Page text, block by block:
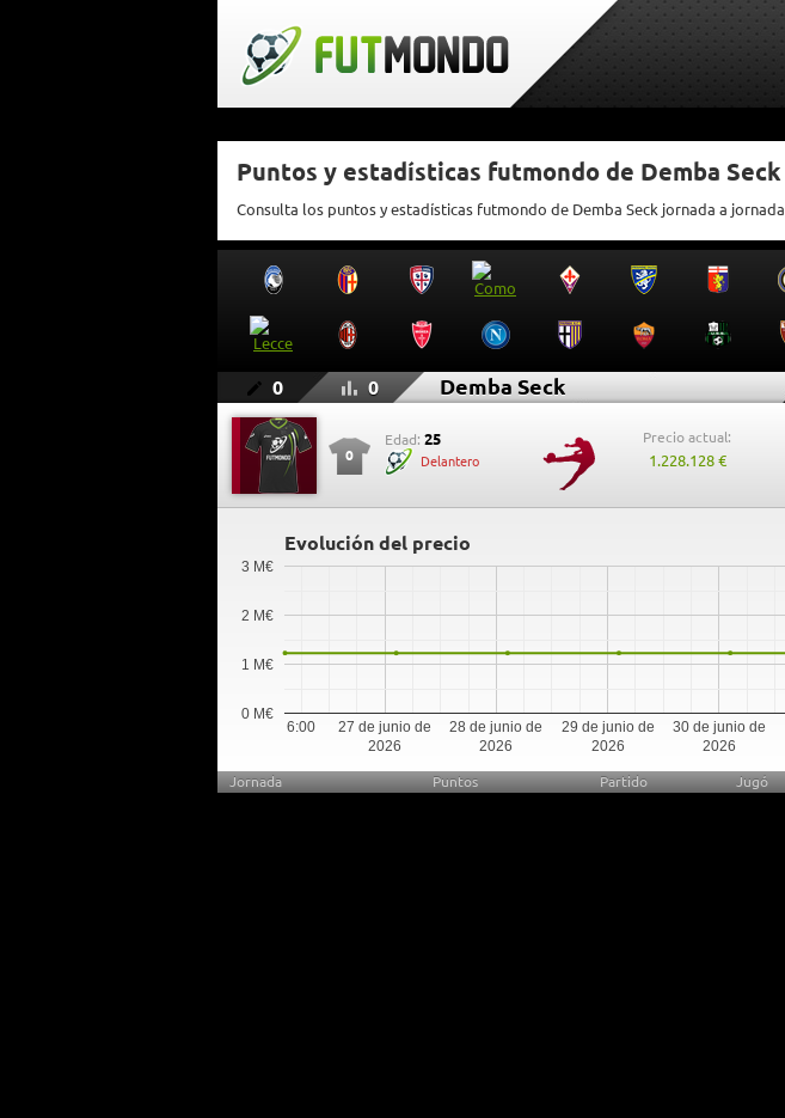
Puntos y estadísticas futmondo de Demba Seck
Consulta los puntos y estadísticas futmondo de Demba Seck jornada a jornada
0 0 Demba Seck
0
Edad: 25
Delantero
Precio actual:
1.228.128 €
Evolución del precio
27 de junio de
2026
28 de junio de
2026
29 de junio de
2026
30 de junio de
2026
6:00
0 M€
1 M€
2 M€
3 M€
Jornada Puntos Partido Jugó